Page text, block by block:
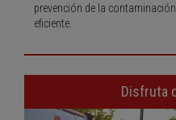
prevención de la
eficiente.
Disfruta